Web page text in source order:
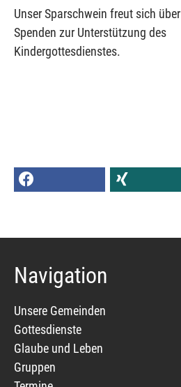
Unser Sparschwein freut sich über
Spenden zur Unterstützung des
Kindergottesdienstes.
Navigation
Unsere Gemeinden
Gottesdienste
Glaube und Leben
Gruppen